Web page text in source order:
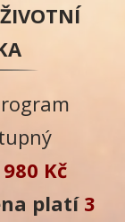
Kč
platí 3